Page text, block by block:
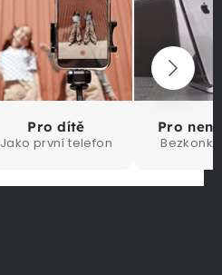
Pro dítě
Jako první telefon
Pro